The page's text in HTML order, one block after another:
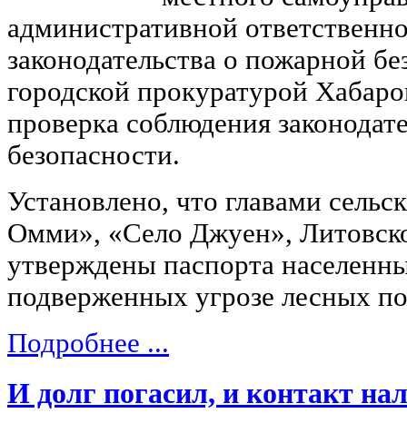
административной
законодательства о пожарной
городской прокуратурой
проверка соблюдения
безопасности.
Установлено, что главами
Омми», «Село Джуен»,
утверждены паспорта
подверженных угрозе лесных
Подробнее ...
И долг погасил, и контакт